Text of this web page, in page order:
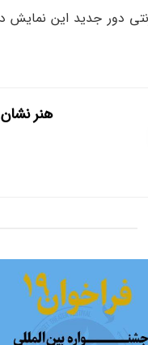
دور جدید این نمایش
هنر نشان